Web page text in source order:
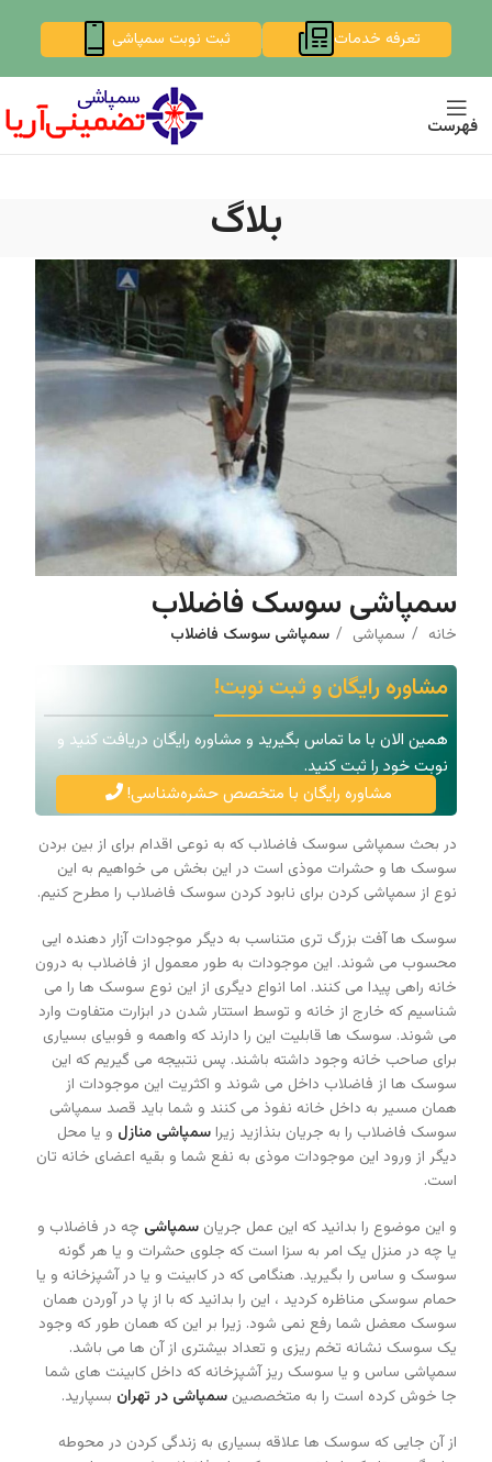
تعرفه خدمات ثبت نوبت سمپاشی
فهرست
بلاگ
سمپاشی سوسک فاضلاب
خانه سمپاشی سمپاشی سوسک فاضلاب
مشاوره رایگان و ثبت نوبت!
همین الان با ما تماس بگیرید و مشاوره رایگان دریافت کنید و
نوبت خود را ثبت کنید.
مشاوره رایگان با متخصص حشره‌شناسی!
در بحث سمپاشی سوسک فاضلاب که به نوعی اقدام برای از بین بردن
سوسک ها و حشرات موذی است در این بخش می خواهیم به این
نوع از سمپاشی کردن برای نابود کردن سوسک فاضلاب را مطرح کنیم.
سوسک ‌ها آفت بزرگ ‌تری متناسب به دیگر موجودات آزار دهنده ایی
محسوب می ‌شوند. این موجودات به طور معمول از فاضلاب به درون
خانه راهی پیدا می ‌کنند. اما انواع دیگری از این نوع سوسک ‌ها را می‌
شناسیم که خارج از خانه و توسط استتار شدن در ابزارت متفاوت وارد
می ‌شوند. سوسک ‌ها قابلیت این را دارند که واهمه و فوبیای بسیاری
برای صاحب خانه وجود داشته باشند. پس نتبیجه می گیریم که این
سوسک ها از فاضلاب داخل می شوند و اکثریت این موجودات از
همان مسیر به داخل خانه نفوذ می کنند و شما باید قصد سمپاشی
سوسک فاضلاب را به جریان بنذازید زیرا سمپاشی منازل و یا محل
دیگر از ورود این موجودات موذی به نفع شما و بقیه اعضای خانه تان
است.
و این موضوع را بدانید که این عمل جریان سمپاشی چه در فاضلاب و
یا چه در منزل یک امر به سزا است که جلوی حشرات و یا هر گونه
سوسک و ساس را بگیرید. هنگامی که در کابینت و یا در آشپزخانه و یا
حمام سوسکی مناظره کردید ، این را بدانید که با از پا در آوردن همان
سوسک معضل شما رفع نمی شود. زیرا بر این که همان طور که وجود
یک سوسک نشانه تخم ریزی و تعداد بیشتری از آن ها می باشد.
سمپاشی ساس و یا سوسک ریز آشپزخانه که داخل کابینت های شما
جا خوش کرده است را به متخصصین سمپاشی در تهران بسپارید.
از آن جایی که سوسک ها علاقه بسیاری به زندگی کردن در محوطه